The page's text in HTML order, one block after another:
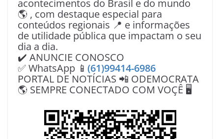
acontecimentos do Brasil e do mundo
🌎 , com destaque especial para
conteúdos regionais 📍 e informações
de utilidade pública que impactam o seu
dia a dia.
✔️ ANUNCIE CONOSCO
✅ WhatsApp 📱 (61)99414-6986
PORTAL DE NOTÍCIAS 📲 ODEMOCRATA
🌎 SEMPRE CONECTADO COM VOÇÊ 🖥️